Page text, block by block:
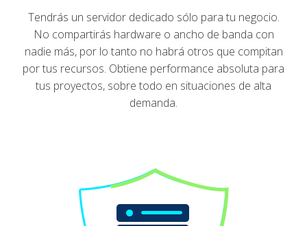
Tendrás un servidor dedicado sólo para tu negocio.
No compartirás hardware o ancho de banda con
nadie más, por lo tanto no habrá otros que compitan
por tus recursos. Obtiene performance absoluta para
tus proyectos, sobre todo en situaciones de alta
demanda.